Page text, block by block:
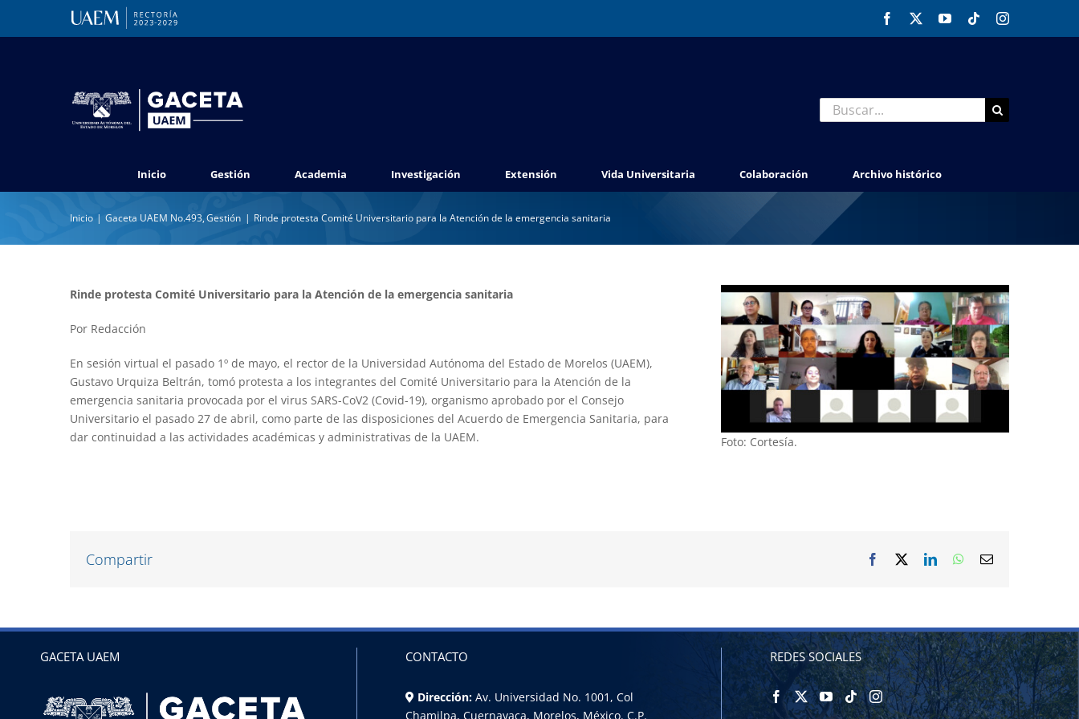
Facebook YouTubeTiktokInstagram
Buscar:
Inicio Gestión Academia Investigación Extensión Vida Universitaria Colaboración Archivo histórico
Inicio Gaceta UAEM No.493 Gestión Rinde protesta Comité Universitario para la Atención de la emergencia sanitaria
Rinde protesta Comité Universitario para la Atención de la emergencia sanitaria
Por Redacción
En sesión virtual el pasado 1º de mayo, el rector de la Universidad Autónoma del Estado de Morelos (UAEM),
Gustavo Urquiza Beltrán, tomó protesta a los integrantes del Comité Universitario para la Atención de la
emergencia sanitaria provocada por el virus SARS-CoV2 (Covid-19), organismo aprobado por el Consejo
Universitario el pasado 27 de abril, como parte de las disposiciones del Acuerdo de Emergencia Sanitaria, para
dar continuidad a las actividades académicas y administrativas de la UAEM.
Foto: Cortesía.
Compartir Facebook LinkedInWhatsApp
Correo
GACETA UAEM CONTACTO
Dirección: Av. Universidad No. 1001, Col
Chamilpa, Cuernavaca, Morelos, México. C.P.
REDES SOCIALES